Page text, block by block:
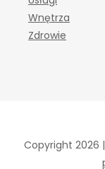
Wnętrza
Zdrowie
Copyright 2026 |